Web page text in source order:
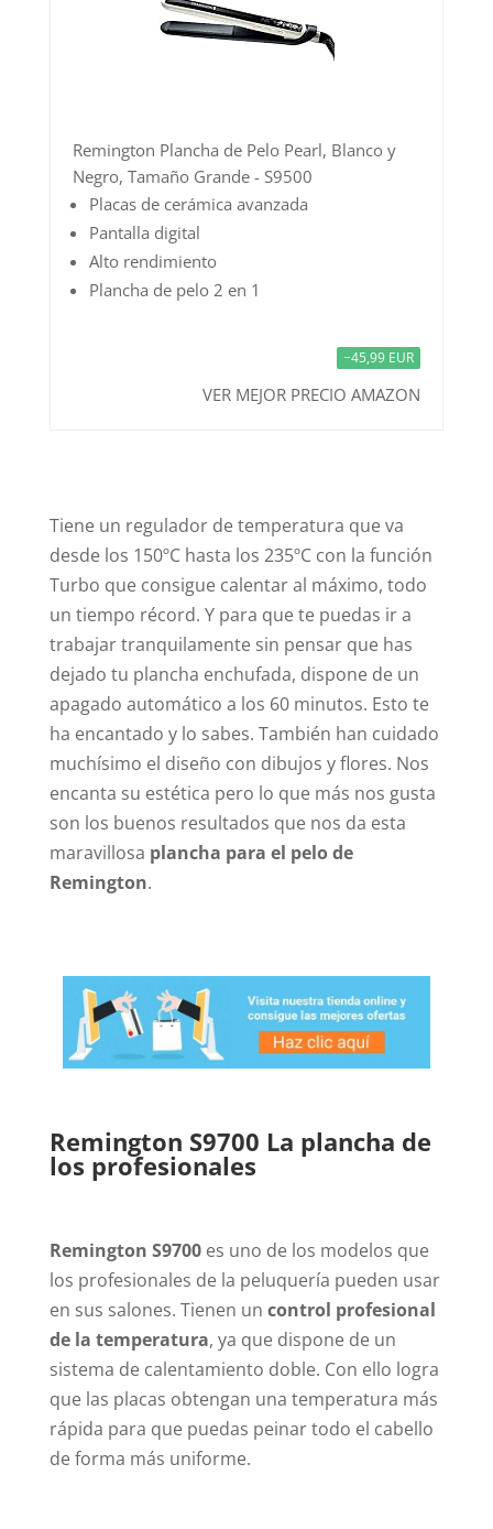
Remington Plancha de Pelo Pearl, Blanco y
Negro, Tamaño Grande - S9500
Placas de cerámica avanzada
Pantalla digital
Alto rendimiento
Plancha de pelo 2 en 1
−45,99 EUR
VER MEJOR PRECIO AMAZON
Tiene un regulador de temperatura que va
desde los 150ºC hasta los 235ºC con la función
Turbo que consigue calentar al máximo, todo
un tiempo récord. Y para que te puedas ir a
trabajar tranquilamente sin pensar que has
dejado tu plancha enchufada, dispone de un
apagado automático a los 60 minutos. Esto te
ha encantado y lo sabes. También han cuidado
muchísimo el diseño con dibujos y flores. Nos
encanta su estética pero lo que más nos gusta
son los buenos resultados que nos da esta
maravillosa plancha para el pelo de
Remington.
Remington S9700 La plancha de
los profesionales
Remington S9700es uno de los modelos que
los profesionales de la peluquería pueden usar
en sus salones. Tienen un control profesional
de la temperatura, ya que dispone de un
sistema de calentamiento doble. Con ello logra
que las placas obtengan una temperatura más
rápida para que puedas peinar todo el cabello
de forma más uniforme.